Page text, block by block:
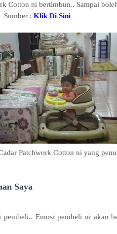
Cotton ni bertimbun.. Sampai
Sumber :Klik Di Sini
Patchwork Cotton ni yang
Saya
Emosi pembeli ni akan